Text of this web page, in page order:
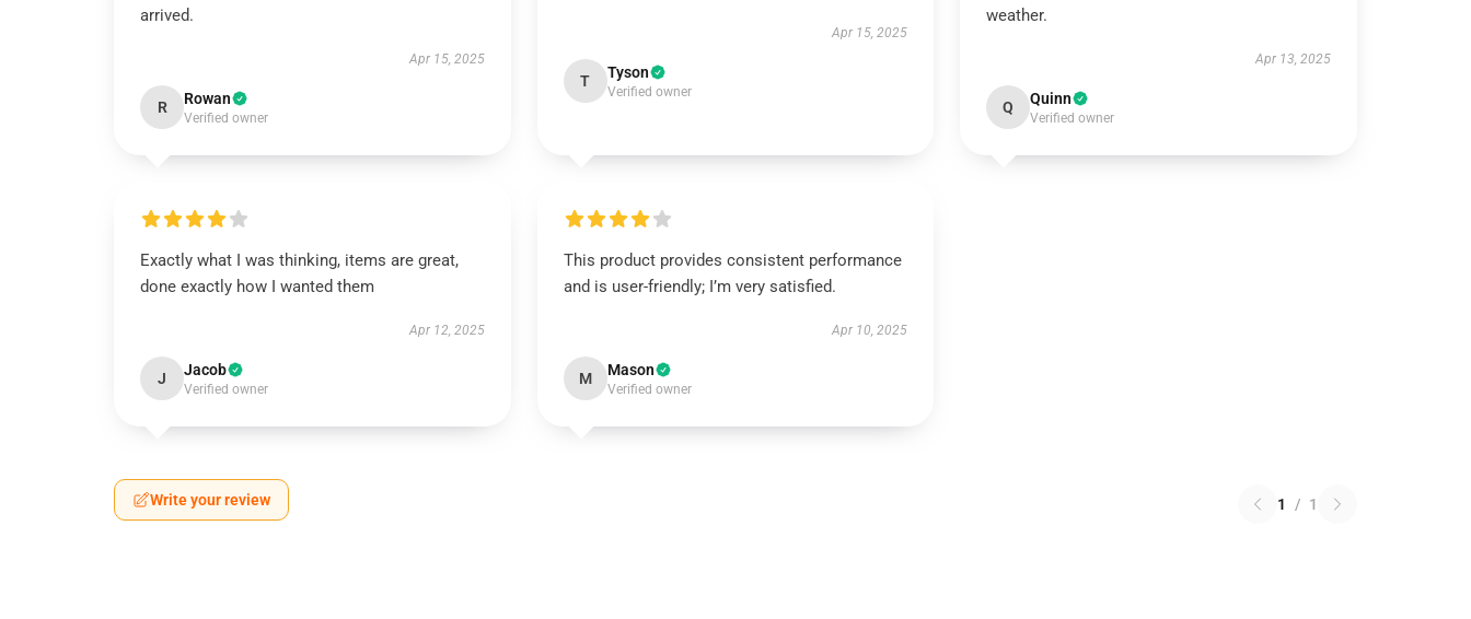
arrived.
Apr 15, 2025
R Rowan
Verified owner
Apr 15, 2025
T Tyson
Verified owner
weather.
Apr 13, 2025
Q Quinn
Verified owner
Exactly what I was thinking, items are great,
done exactly how I wanted them
Apr 12, 2025
J Jacob
Verified owner
This product provides consistent performance
and is user-friendly; I’m very satisfied.
Apr 10, 2025
M Mason
Verified owner
Write your review 1 / 1